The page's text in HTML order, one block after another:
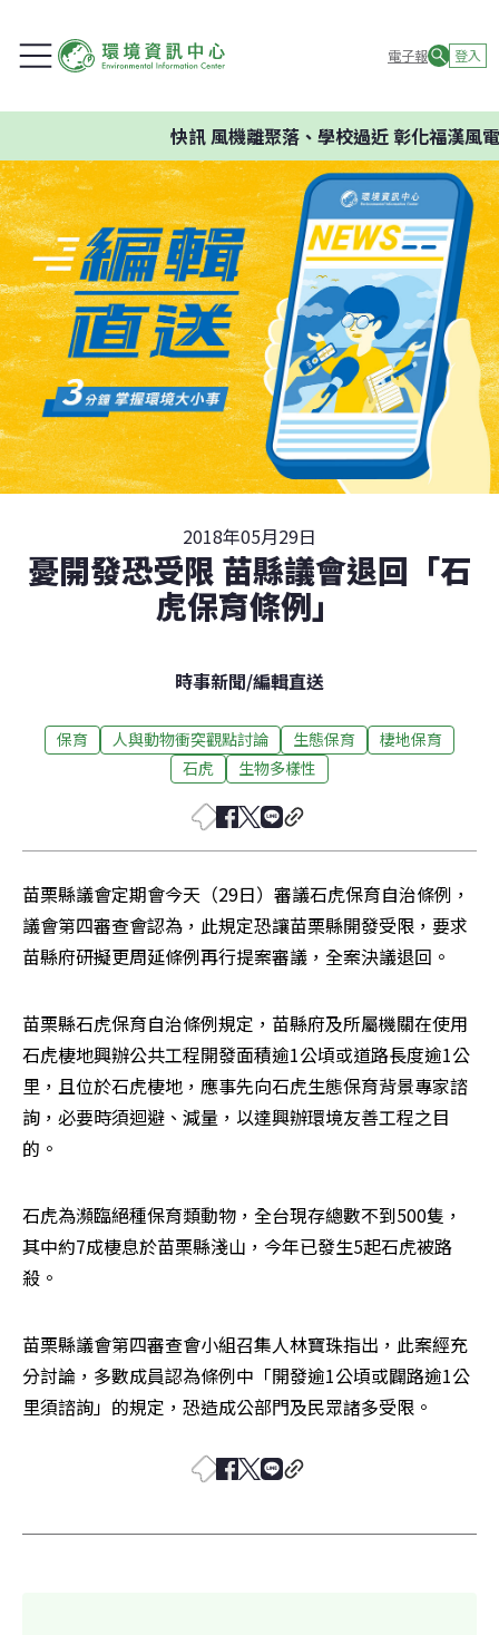
電子報 登入
快訊風機離聚落、學校過近 彰化福漢風電
2018年05月29日
憂開發恐受限 苗縣議會退回「石
虎保育條例」
時事新聞/編輯直送
保育 人與動物衝突觀點討論 生態保育
棲地保育
石虎
生物多樣性
苗栗縣議會定期會今天（29日）審議石虎保育自治條例，
議會第四審查會認為，此規定恐讓苗栗縣開發受限，要求
苗縣府研擬更周延條例再行提案審議，全案決議退回。
苗栗縣石虎保育自治條例規定，苗縣府及所屬機關在使用
石虎棲地興辦公共工程開發面積逾1公頃或道路長度逾1公
里，且位於石虎棲地，應事先向石虎生態保育背景專家諮
詢，必要時須迴避、減量，以達興辦環境友善工程之目
的。
石虎為瀕臨絕種保育類動物，全台現存總數不到500隻，
其中約7成棲息於苗栗縣淺山，今年已發生5起石虎被路
殺。
苗栗縣議會第四審查會小組召集人林寶珠指出，此案經充
分討論，多數成員認為條例中「開發逾1公頃或闢路逾1公
里須諮詢」的規定，恐造成公部門及民眾諸多受限。